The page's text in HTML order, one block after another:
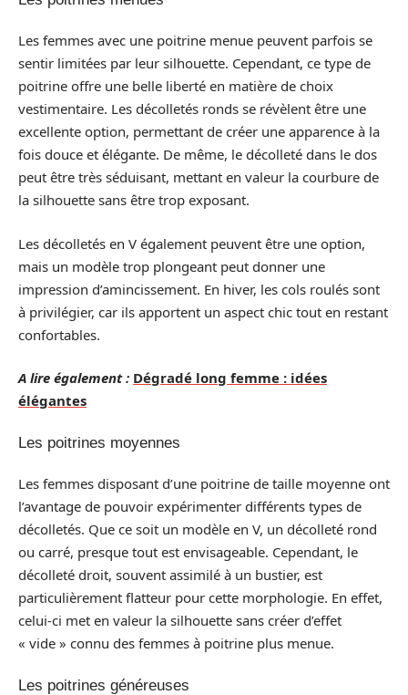
Les femmes avec une poitrine menue peuvent parfois se
sentir limitées par leur silhouette. Cependant, ce type de
poitrine offre une belle liberté en matière de choix
vestimentaire. Les décolletés ronds se révèlent être une
excellente option, permettant de créer une apparence à la
fois douce et élégante. De même, le décolleté dans le dos
peut être très séduisant, mettant en valeur la courbure de
la silhouette sans être trop exposant.
Les décolletés en V également peuvent être une option,
mais un modèle trop plongeant peut donner une
impression d’amincissement. En hiver, les cols roulés sont
à privilégier, car ils apportent un aspect chic tout en restant
confortables.
A lire également : Dégradé long femme : idées
élégantes
Les poitrines moyennes
Les femmes disposant d’une poitrine de taille moyenne ont
l’avantage de pouvoir expérimenter différents types de
décolletés. Que ce soit un modèle en V, un décolleté rond
ou carré, presque tout est envisageable. Cependant, le
décolleté droit, souvent assimilé à un bustier, est
particulièrement flatteur pour cette morphologie. En effet,
celui-ci met en valeur la silhouette sans créer d’effet
« vide » connu des femmes à poitrine plus menue.
Les poitrines généreuses